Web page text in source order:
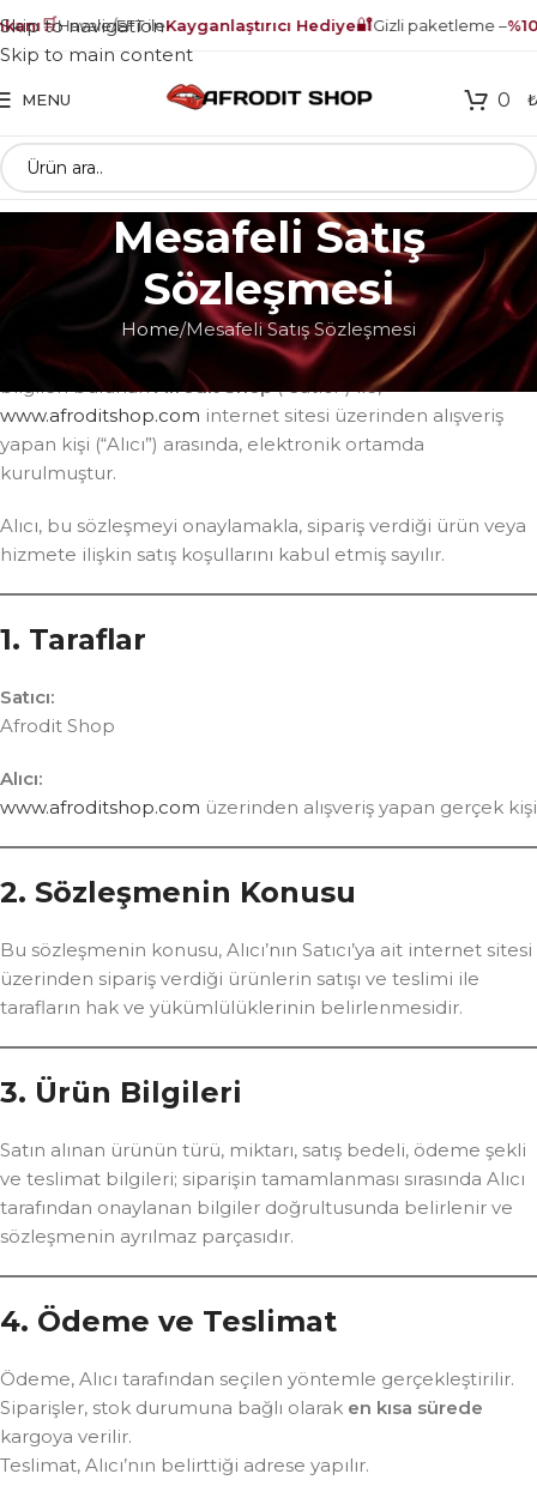
🛒Havale/EFT ileKayganlaştırıcı Hediye🔐Gizli paketleme –
Skip to navigation
Skip to main content
MENU 0 ₺
Mesafeli Satış
Sözleşmesi
Home Mesafeli Satış Sözleşmesi
İşbu Mesafeli Satış Sözleşmesi (“Sözleşme”), aşağıda
bilgileri bulunanAfrodit Shop(“Satıcı”) ile,
www.afroditshop.com internet sitesi üzerinden alışveriş
yapan kişi (“Alıcı”) arasında, elektronik ortamda
kurulmuştur.
Alıcı, bu sözleşmeyi onaylamakla, sipariş verdiği ürün veya
hizmete ilişkin satış koşullarını kabul etmiş sayılır.
1. Taraflar
Satıcı:
Afrodit Shop
Alıcı:
www.afroditshop.com üzerinden alışveriş yapan gerçek kişi
2. Sözleşmenin Konusu
Bu sözleşmenin konusu, Alıcı’nın Satıcı’ya ait internet sitesi
üzerinden sipariş verdiği ürünlerin satışı ve teslimi ile
tarafların hak ve yükümlülüklerinin belirlenmesidir.
3. Ürün Bilgileri
Satın alınan ürünün türü, miktarı, satış bedeli, ödeme şekli
ve teslimat bilgileri; siparişin tamamlanması sırasında Alıcı
tarafından onaylanan bilgiler doğrultusunda belirlenir ve
sözleşmenin ayrılmaz parçasıdır.
4. Ödeme ve Teslimat
Ödeme, Alıcı tarafından seçilen yöntemle gerçekleştirilir.
Siparişler, stok durumuna bağlı olarak en kısa sürede
kargoya verilir.
Teslimat, Alıcı’nın belirttiği adrese yapılır.